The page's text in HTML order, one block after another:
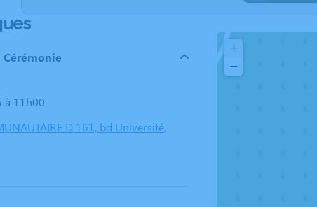
Cérémonie
à 11h00
D 161, bd Université,
−